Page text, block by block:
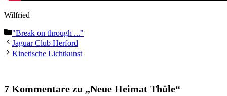
Wilfried
Kategorien
"Break on through ..."
Jaguar Club Herford
Kinetische Lichtkunst
7 Kommentare zu „Neue Heimat Thüle“